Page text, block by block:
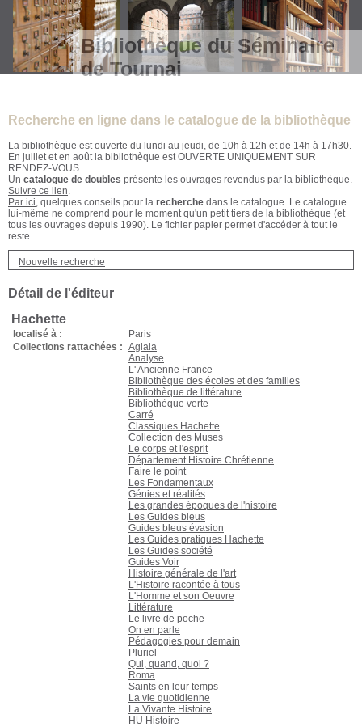
Bibliothèque du Séminaire
de Tournai
Recherche en ligne dans le catalogue de la bibliothèque
La bibliothèque est ouverte du lundi au jeudi, de 10h à 12h et de 14h à 17h30.
En juillet et en août la bibliothèque est OUVERTE UNIQUEMENT SUR
RENDEZ-VOUS
Un catalogue de doubles présente les ouvrages revendus par la bibliothèque.
Suivre ce lien.
Par ici, quelques conseils pour la recherche dans le catalogue. Le catalogue
lui-même ne comprend pour le moment qu'un petit tiers de la bibliothèque (et
tous les ouvrages depuis 1990). Le fichier papier permet d'accéder à tout le
reste.
Nouvelle recherche
Détail de l'éditeur
Hachette
localisé à :
Paris
Collections rattachées : Aglaia
Analyse
L' Ancienne France
Bibliothèque des écoles et des familles
Bibliothèque de littérature
Bibliothèque verte
Carré
Classiques Hachette
Collection des Muses
Le corps et l'esprit
Département Histoire Chrétienne
Faire le point
Les Fondamentaux
Génies et réalités
Les grandes époques de l'histoire
Les Guides bleus
Guides bleus évasion
Les Guides pratiques Hachette
Les Guides société
Guides Voir
Histoire générale de l'art
L'Histoire racontée à tous
L'Homme et son Oeuvre
Littérature
Le livre de poche
On en parle
Pédagogies pour demain
Pluriel
Qui, quand, quoi ?
Roma
Saints en leur temps
La vie quotidienne
La Vivante Histoire
HU Histoire